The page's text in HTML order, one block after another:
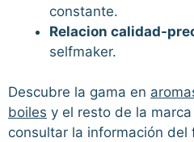
constante.
Relacion calidad-
selfmaker.
Descubre la gama en
boiles y el resto de la marca
consultar la información del